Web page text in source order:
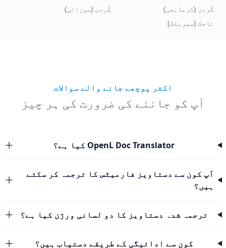
کُردی (کرمانجی)
کُردی (سورانی)
تاجک (سیریلک)
اکثر پوچھے جانے والے سوالات
آپ کو جاننے کی ضرورت کی ہر چیز
OpenL Doc Translator کیا ہے؟
آپ کون سے دستاویز فارمیٹس کا ترجمہ کر سکتے
ہیں؟
ترجمہ شدہ دستاویز کا دو لسانی ورژن کیا ہے؟
کون سے ادائیگی کے طریقے دستیاب ہیں؟